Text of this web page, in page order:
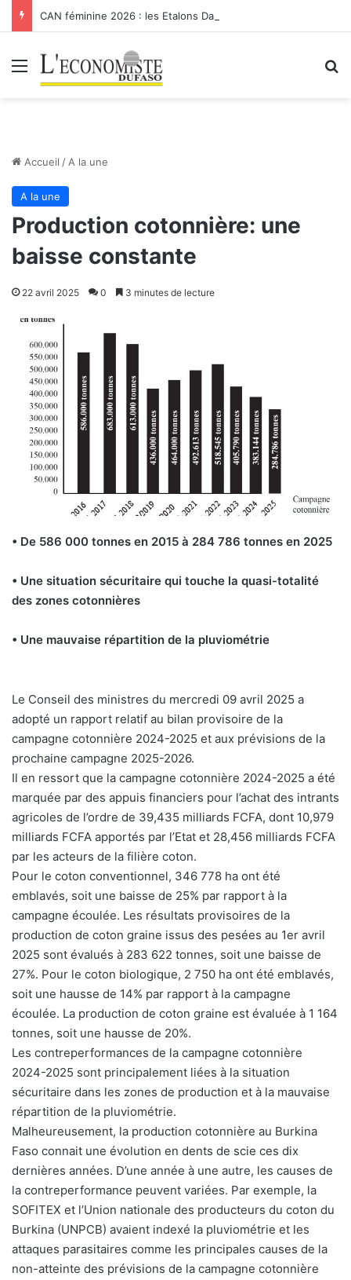
Menu
Accueil / A la une
A la une
Production cotonnière: une
baisse constante
22 avril 2025 0 3 minutes de lecture
• De 586 000 tonnes en 2015 à 284 786 tonnes en 2025
• Une situation sécuritaire qui touche la quasi-totalité
des zones cotonnières
• Une mauvaise répartition de la pluviométrie
Le Conseil des ministres du mercredi 09 avril 2025 a
adopté un rapport relatif au bilan provisoire de la
campagne cotonnière 2024-2025 et aux prévisions de la
prochaine campagne 2025-2026.
Il en ressort que la campagne cotonnière 2024-2025 a été
marquée par des appuis financiers pour l’achat des intrants
agricoles de l’ordre de 39,435 milliards FCFA, dont 10,979
milliards FCFA apportés par l’Etat et 28,456 milliards FCFA
par les acteurs de la filière coton.
Pour le coton conventionnel, 346 778 ha ont été
emblavés, soit une baisse de 25% par rapport à la
campagne écoulée. Les résultats provisoires de la
production de coton graine issus des pesées au 1er avril
2025 sont évalués à 283 622 tonnes, soit une baisse de
27%. Pour le coton biologique, 2 750 ha ont été emblavés,
soit une hausse de 14% par rapport à la campagne
écoulée. La production de coton graine est évaluée à 1 164
tonnes, soit une hausse de 20%.
Les contreperformances de la campagne cotonnière
2024-2025 sont principalement liées à la situation
sécuritaire dans les zones de production et à la mauvaise
répartition de la pluviométrie.
Malheureusement, la production cotonnière au Burkina
Faso connait une évolution en dents de scie ces dix
dernières années. D’une année à une autre, les causes de
la contreperformance peuvent variées. Par exemple, la
SOFITEX et l’Union nationale des producteurs du coton du
Burkina (UNPCB) avaient indexé la pluviométrie et les
attaques parasitaires comme les principales causes de la
non-atteinte des prévisions de la campagne cotonnière